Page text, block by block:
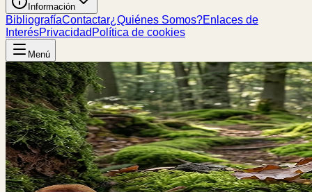
Información
BibliografíaContactar¿Quiénes Somos?Enlaces de
InterésPrivacidad Política de cookies
Menú